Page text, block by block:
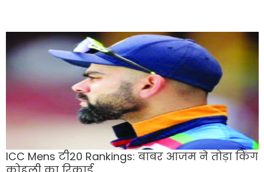
ICC Mens टी20 Rankings: बाबर आजम ने तोड़ा किंग